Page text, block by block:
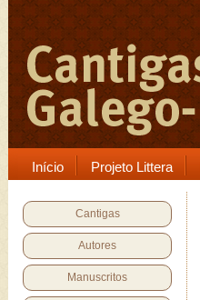
Início Projeto Littera
Cantigas
Autores
Manuscritos